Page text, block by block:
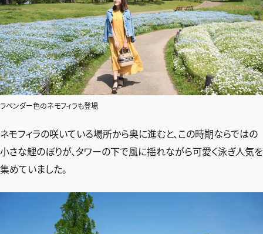
ラベンダー色のネモフィラも登場
ネモフィラの咲いている場所から奥に進むと、この時期ならではの
小さな鯉のぼりが、タワーの下で風に揺れながら可愛く泳ぎ人気を
集めていました。